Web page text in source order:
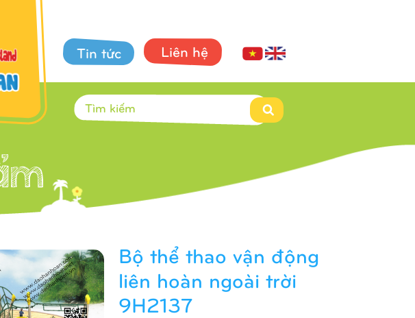
Tin tức Liên hệ
Bộ thể thao vận động
liên hoàn ngoài trời
9H2137